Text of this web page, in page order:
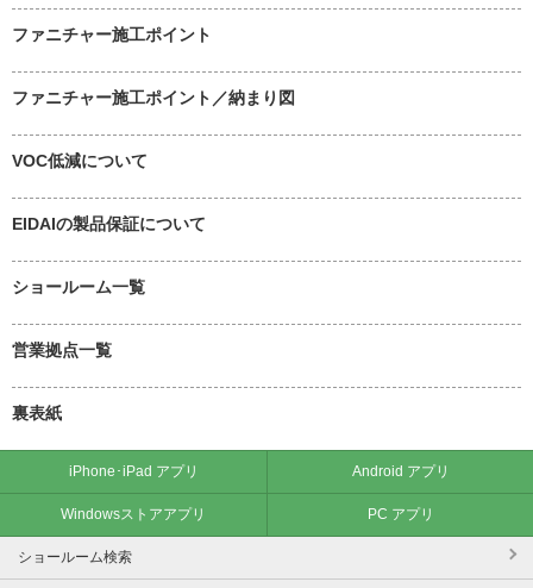
ファニチャー施工ポイント
ファニチャー施工ポイント／納まり図
VOC低減について
EIDAIの製品保証について
ショールーム一覧
営業拠点一覧
裏表紙
iPhone･iPad アプリ Android アプリ
Windowsストアアプリ PC アプリ
ショールーム検索